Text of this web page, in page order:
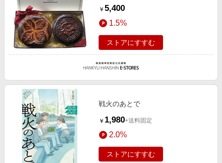
￥ 5,400
1.5%
ストアにすすむ
戦火のあとで
￥ 1,980+送料固定
2.0%
ストアにすすむ